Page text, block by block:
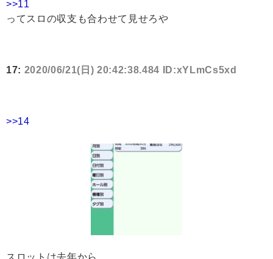
>>11
ってスロの収支も合わせて見せろや
17: 2020/06/21(日) 20:42:38.484 ID:xYLmCs5xd
>>14